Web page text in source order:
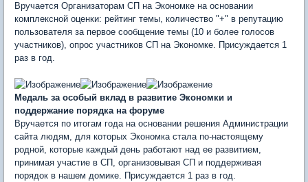
Вручается Организаторам СП на Экономке на основании
комплексной оценки: рейтинг темы, количество "+" в репутацию
пользователя за первое сообщение темы (10 и более голосов
участников), опрос участников СП на Экономке. Присуждается 1
раз в год.
Медаль за особый вклад в развитие Экономки и
поддержание порядка на форуме
Вручается по итогам года на основании решения Администрации
сайта людям, для которых Экономка стала по-настоящему
родной, которые каждый день работают над ее развитием,
принимая участие в СП, организовывая СП и поддерживая
порядок в нашем домике. Присуждается 1 раз в год.